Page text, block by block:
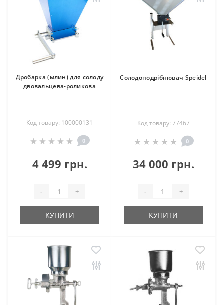
Дробарка (млин) для солоду
двовальцева-роликова
Код товару: 100000131
0
4 499 грн.
- +
КУПИТИ
Солодоподрібнювач Speidel
Код товару: 77467
0
34 000 грн.
- +
КУПИТИ